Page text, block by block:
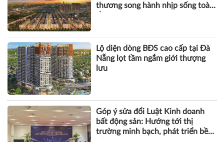
thương song hành nhịp sống toàn
Lộ diện dòng BĐS cao cấp tại Đà
Nẵng lọt tầm ngắm giới thượng
lưu
Góp ý sửa đổi Luật Kinh doanh
bất động sản: Hướng tới thị
trường minh bạch, phát triển bền